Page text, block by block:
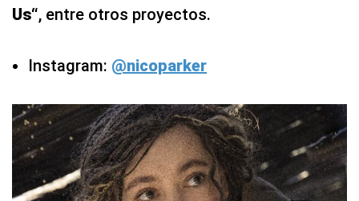
Us“, entre otros proyectos.
Instagram: @nicoparker